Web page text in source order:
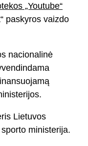
„Youtube“
paskyros vaizdo
nacionalinė
Lietuvos
ministerija.